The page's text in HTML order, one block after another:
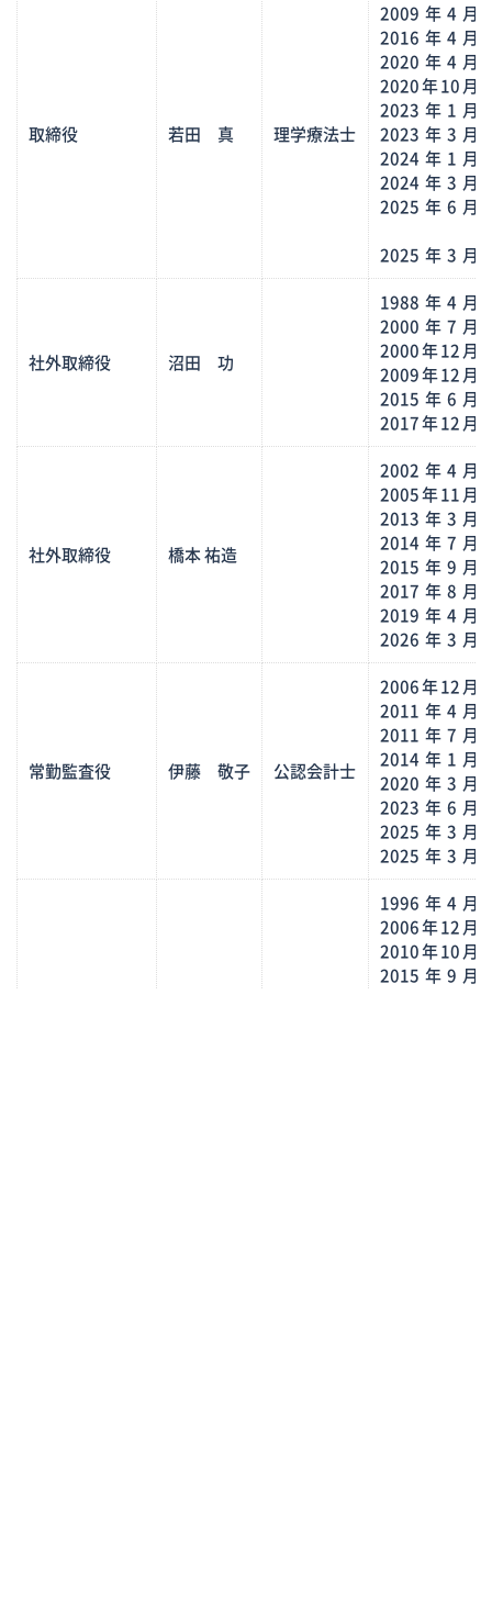
取締役 若田 真 理学療法士
2009年4月
2016年4月
2020年4月
2020年10月
2023年1月
2023年3月
2024年1月
2024年3月
2025年6月
2025年3月
社外取締役 沼田 功
1988年4月
2000年7月
2000年12月
2009年12月
2015年6月
2017年12月
社外取締役 橋本 祐造
2002年4月
2005年11月
2013年3月
2014年7月
2015年9月
2017年8月
2019年4月
2026年3月
常勤監査役 伊藤 敬子 公認会計士
2006年12月
2011年4月
2011年7月
2014年1月
2020年3月
2023年6月
2025年3月
2025年3月
1996年4月
2006年12月
2010年10月
2015年9月